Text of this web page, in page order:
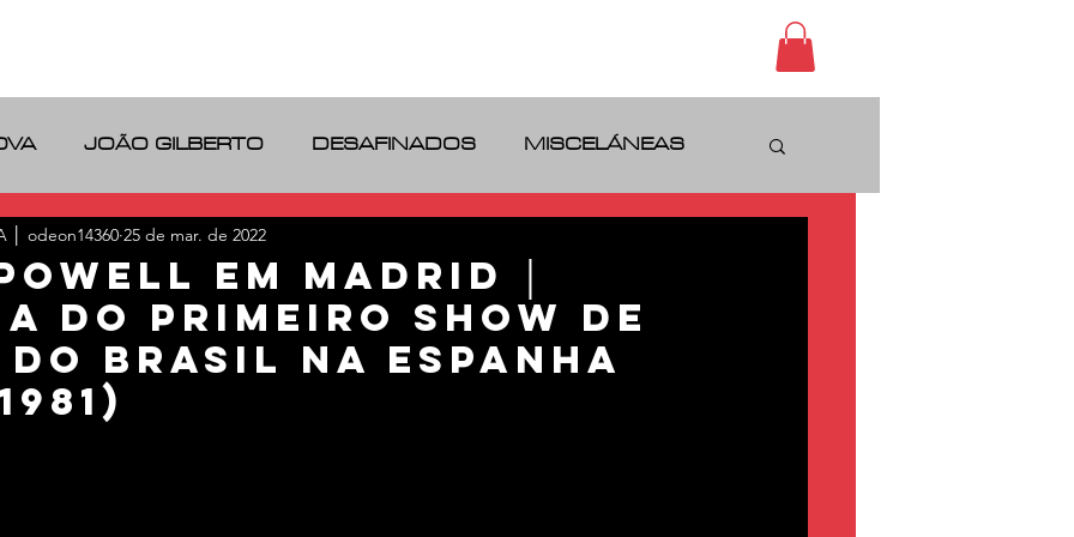
JOÃO GILBERTO DESAFINADOS MISCELÁNEAS
RIO DE JANEIRO VINILOS
em Madrid │
do primeiro Show de
do Brasil na Espanha
│ odeon14360 25 de mar. de 2022
5 estrelas.